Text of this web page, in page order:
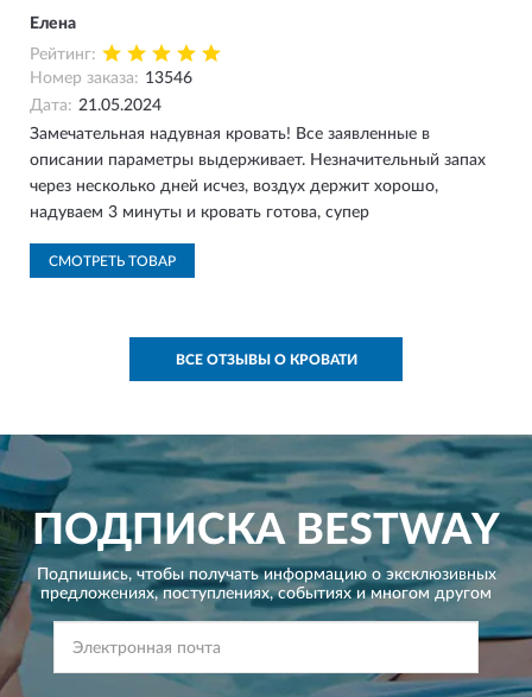
Елена
Рейтинг:
Номер заказа: 13546
Дата: 21.05.2024
Замечательная надувная кровать! Все заявленные в
описании параметры выдерживает. Незначительный запах
через несколько дней исчез, воздух держит хорошо,
надуваем 3 минуты и кровать готова, супер
СМОТРЕТЬ ТОВАР
ВСЕ ОТЗЫВЫ О КРОВАТИ
ПОДПИСКАBESTWAY
Подпишись, чтобы получать информацию о эксклюзивных
предложениях,поступлениях, событиях и многом другом